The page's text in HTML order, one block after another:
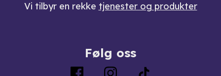
Vi tilbyr en rekke tjenester og produkter
Følg oss